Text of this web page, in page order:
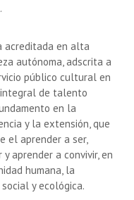
acreditada en alta
autónoma, adscrita a
público cultural en
integral de talento
en la
y la extensión, que
el aprender a ser,
aprender a convivir, en
humana, la
y ecológica.